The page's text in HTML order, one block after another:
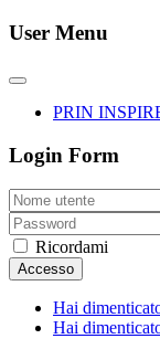
User Menu
PRIN
Login Form
Ricordami
Accesso
Hai
Hai